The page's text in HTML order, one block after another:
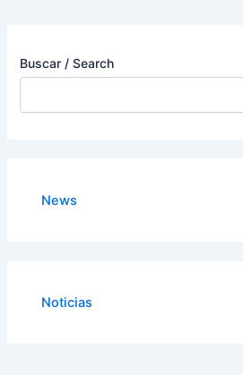
Buscar / Search
News
Noticias